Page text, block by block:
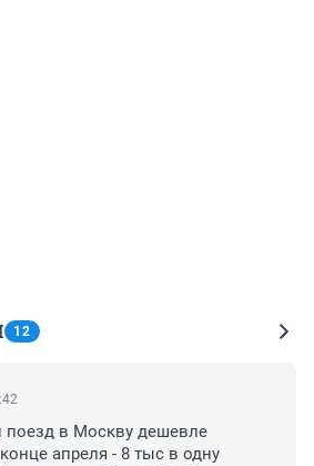
12
поезд в Москву дешевле
апреля - 8 тыс в одну